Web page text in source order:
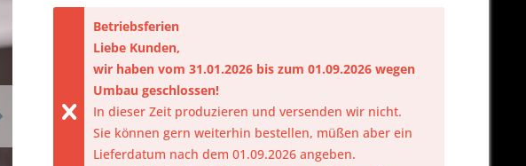
Betriebsferien
Liebe Kunden,
wir haben vom 31.01.2026 bis zum 01.09.2026 wegen
Umbau geschlossen!
In dieser Zeit produzieren und versenden wir nicht.
Sie können gern weiterhin bestellen, müßen aber ein
Lieferdatum nach dem 01.09.2026 angeben.